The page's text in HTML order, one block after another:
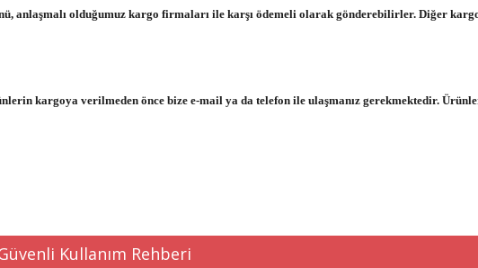
anlaşmalı olduğumuz kargo firmaları ile karşı ödemeli olarak gönderebilirler. Diğer
kargoya verilmeden önce bize e-mail ya da telefon ile ulaşmanız gerekmektedir.
Kullanım Rehberi